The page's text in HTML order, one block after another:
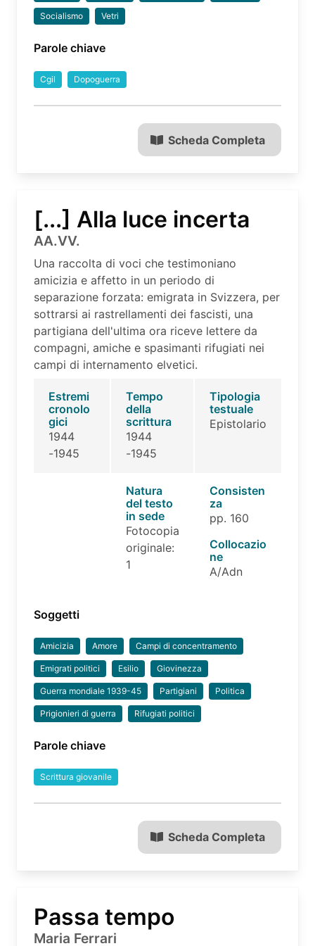
Socialismo Vetri
Parole chiave
Cgil Dopoguerra
Scheda Completa
[...] Alla luce incerta
AA.VV.
Una raccolta di voci che testimoniano
amicizia e affetto in un periodo di
separazione forzata: emigrata in Svizzera, per
sottrarsi ai rastrellamenti dei fascisti, una
partigiana dell'ultima ora riceve lettere da
compagni, amiche e spasimanti rifugiati nei
campi di internamento elvetici.
Estremi
cronolo
gici
1944
-1945
Tempo
della
scrittura
1944
-1945
Tipologia
testuale
Epistolario
Natura
del testo
in sede
Fotocopia
originale:
1
Consisten
za
pp. 160
Collocazio
ne
A/Adn
Soggetti
Amicizia Amore Campi di concentramento
Emigrati politici Esilio Giovinezza
Guerra mondiale 1939-45 Partigiani Politica
Prigionieri di guerra Rifugiati politici
Parole chiave
Scrittura giovanile
Scheda Completa
Passa tempo
Maria Ferrari